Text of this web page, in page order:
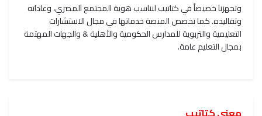
وتجهزنا خصيصاً في كتاتيب لنناسب هوية المجتمع المصري، وعاداته
وتقاليده. كما تخصص المنصة خدماتها في مجال الاستشارات
التعليمية والتربوية للمدارس الحكومية والأهلية & والجهات المهتمة
بمجال التعليم عامة.